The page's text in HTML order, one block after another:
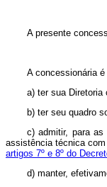
A presente
A concessionária é
a) ter sua
b) ter seu quadro
c) admitir, para as
assistência técnica
artigos 7º e 8º do
d) manter,